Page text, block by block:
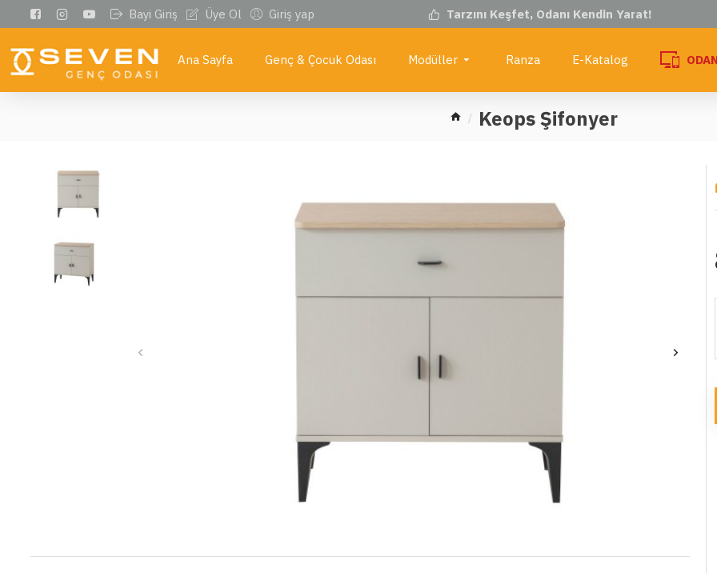
Bayi Giriş Üye Ol Giriş yap Tarzını Keşfet, Odanı Kendin Yarat!
Ana Sayfa Genç & Çocuk Odası Modüller Ranza E-Katalog
Keops Şifonyer